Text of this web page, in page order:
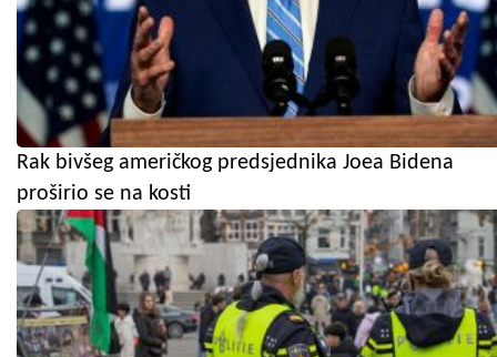
Rak bivšeg američkog predsjednika Joea Bidena
proširio se na kosti